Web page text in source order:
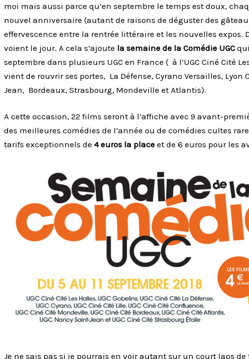
moi mais aussi parce qu’en septembre le temps est doux,
nouvel anniversaire (autant de raisons de déguster des
effervescence entre la rentrée littéraire et les nouvelles expos.
voient le jour. A cela s’ajoute la semaine de la Comédie UGC
septembre dans plusieurs UGC en France ( à l’UGC Ciné Cité
vient de rouvrir ses portes, La Défense, Cyrano Versailles,
Jean, Bordeaux, Strasbourg, Mondeville et Atlantis).
A cette occasion, 22 films seront à l’affiche avec 9 avant-
des meilleures comédies de l’année ou de comédies cultes
tarifs exceptionnels de 4 euros la place et de 6 euros pour les
Je ne sais pas si je pourrais en voir autant sur un court laps